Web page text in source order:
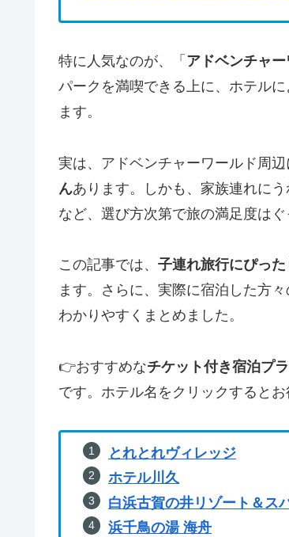
特に人気なのが、「 アドベンチャ
パークを満喫できる上に、ホテル
ます。
実は、アドベンチャーワールド周辺
んあります。しかも、家族連れに
など、選び方次第で旅の満足度はぐ
この記事では、 子連れ旅行にぴっ
ます。さらに、実際に宿泊した方
わかりやすくまとめました。
👉おすすめなチケット付き宿泊プ
です。ホテル名をクリックすると
とれとれヴィレッジ
ホテル川久
白浜古賀の井リゾート＆ス
浜千鳥の湯 海舟